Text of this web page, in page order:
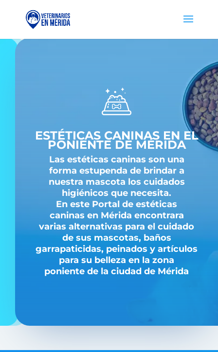
ESTÉTICAS CANINAS EN EL
PONIENTE DE MÉRIDA
Las estéticas caninas son una
forma estupenda de brindar a
nuestra mascota los cuidados
higiénicos que necesita.
En este Portal de estéticas
caninas en Mérida encontrara
varias alternativas para el cuidado
de sus mascotas, baños
garrapaticidas, peinados y artículos
para su belleza en la zona
poniente de la ciudad de Mérida